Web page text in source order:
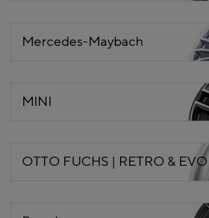
Mercedes-Maybach
MINI
OTTO FUCHS | RETRO &